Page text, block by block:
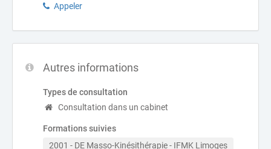
Appeler
Autres informations
Types de consultation
Consultation dans un cabinet
Formations suivies
2001 - DE Masso-Kinésithérapie - IFMK Limoges